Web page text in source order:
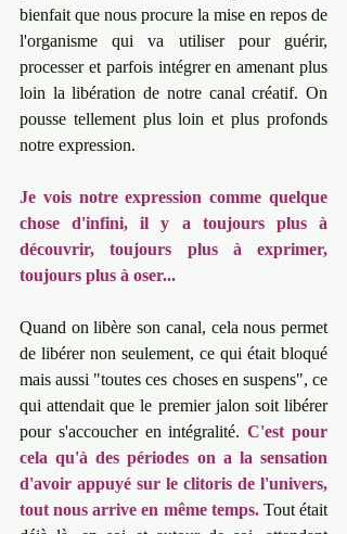
bienfait que nous procure la mise en repos de
l'organisme qui va utiliser pour guérir,
processer et parfois intégrer en amenant plus
loin la libération de notre canal créatif. ﻿On
pousse tellement plus loin et plus profonds
notre expression. ﻿﻿
Je vois notre expression comme quelque
chose d'infini, il y a toujours plus à
découvrir, toujours plus à exprimer,
toujours plus à oser...
Quand on libère son canal, cela nous permet
de libérer non seulement, ce qui était bloqué
mais aussi "toutes ces choses en suspens", ce
qui attendait que le premier jalon soit libérer
pour s'accoucher en intégralité. ﻿C'est pour
cela qu'à des périodes on a la sensation
d'avoir appuyé sur le clitoris de l'univers,
tout nous arrive en même temps. ﻿Tout était